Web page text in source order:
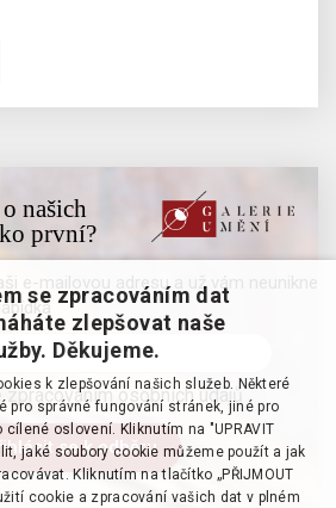
našich
první?
e-mailovou adresu a už vám neunikne
osobních údajů
se zpracováním dat
zlepšovat naše
Děkujeme.
k zlepšování našich služeb. Některé
pro správné fungování stránek, jiné pro
oslovení. Kliknutím na "UPRAVIT
jaké soubory cookie můžeme použít a jak
Kliknutím na tlačítko „PŘIJMOUT
cookie a zpracování vašich dat v plném